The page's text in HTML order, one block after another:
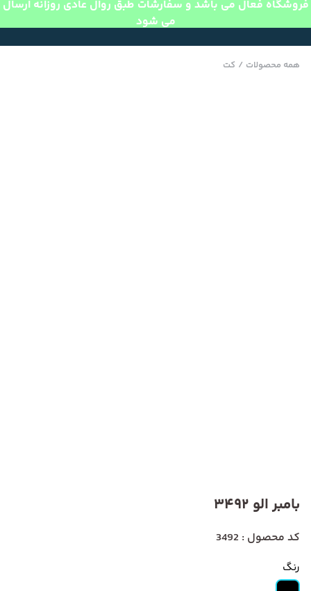
فروشگاه فعال می باشد و سفارشات طبق روال عادی روزانه ارسال
می شود
همه محصولات / کت
بامبر الو 3492
کد محصول : 3492
رنگ